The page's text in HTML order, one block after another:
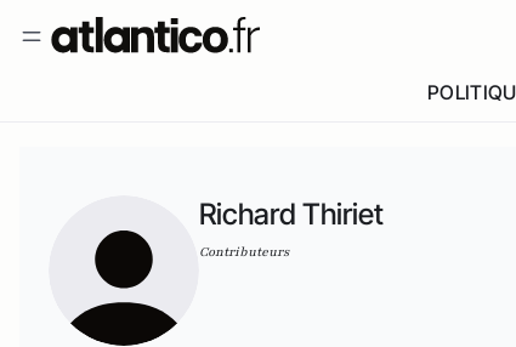
Richard Thiriet
Contributeurs